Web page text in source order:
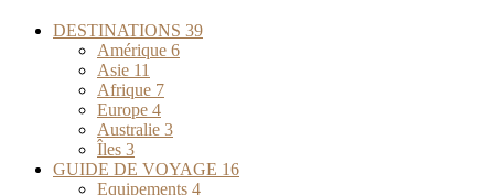
DESTINATIONS 39
Amérique 6
Asie 11
Afrique 7
Europe 4
Australie 3
Îles 3
GUIDE DE VOYAGE 16
Equipements 4